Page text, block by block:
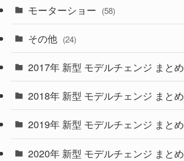
(9)
(4)
(30)
(27)
(26)
(33)
(10)
(35)
モーターショー (58)
その他 (24)
2017年 新型 モデルチェンジ まとめ
2018年 新型 モデルチェンジ まとめ
2019年 新型 モデルチェンジ まとめ
2020年 新型 モデルチェンジ まとめ